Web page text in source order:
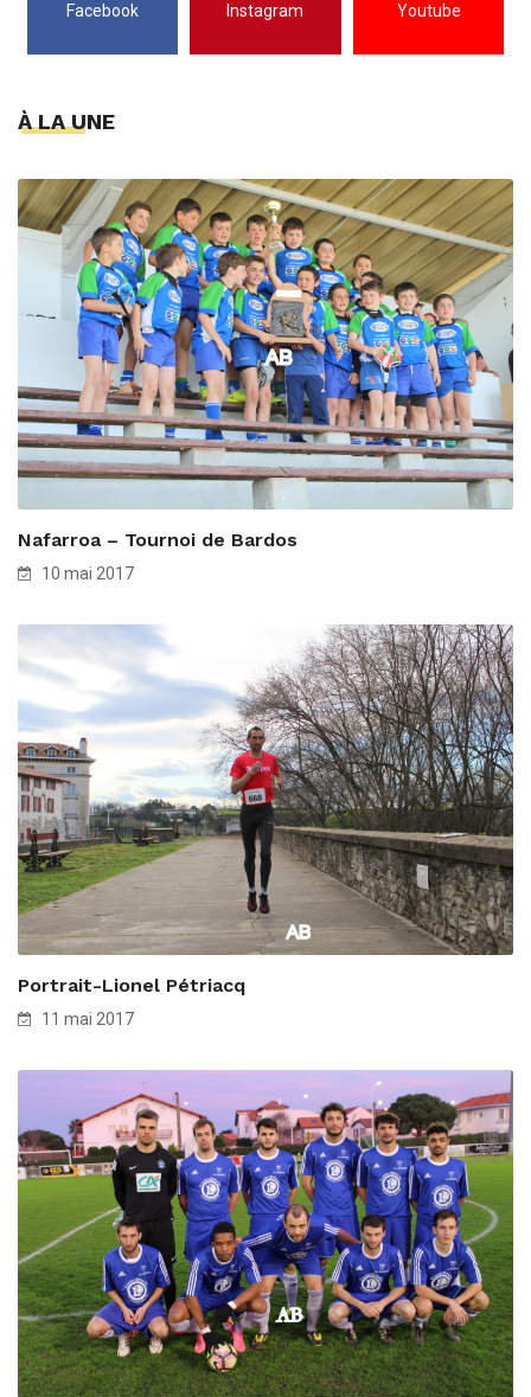
Facebook Instagram Youtube
À LA UNE
Nafarroa – Tournoi de Bardos
10 mai 2017
Portrait-Lionel Pétriacq
11 mai 2017